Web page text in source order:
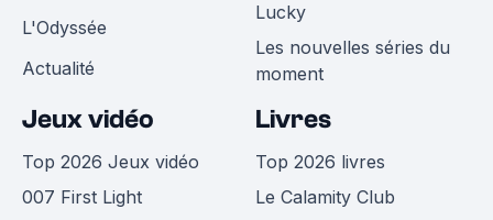
L'Odyssée
Actualité
Lucky
Les nouvelles séries du
moment
Jeux vidéo
Top 2026 Jeux vidéo
007 First Light
Livres
Top 2026 livres
Le Calamity Club